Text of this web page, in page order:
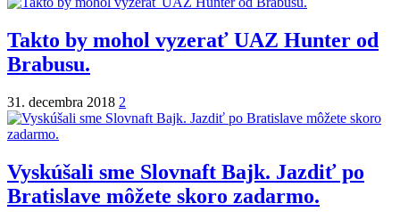
Takto by mohol vyzerať UAZ Hunter od
Brabusu.
31. decembra 2018 2
Vyskúšali sme Slovnaft Bajk. Jazdiť po
Bratislave môžete skoro zadarmo.